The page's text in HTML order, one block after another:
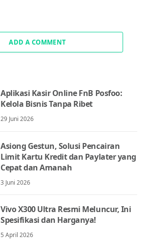
ADD A COMMENT
Aplikasi Kasir Online FnB Posfoo:
Kelola Bisnis Tanpa Ribet
29 Juni 2026
Asiong Gestun, Solusi Pencairan
Limit Kartu Kredit dan Paylater yang
Cepat dan Amanah
3 Juni 2026
Vivo X300 Ultra Resmi Meluncur, Ini
Spesifikasi dan Harganya!
5 April 2026